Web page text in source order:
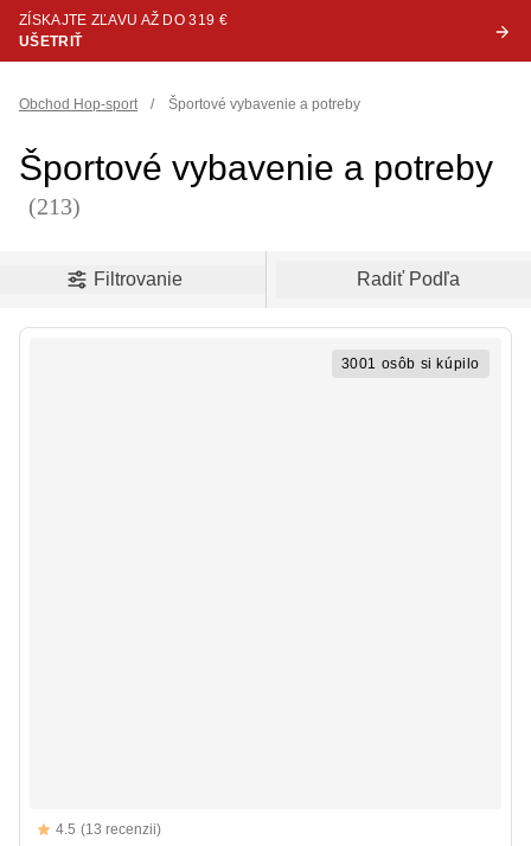
ZÍSKAJTE ZĽAVU AŽ DO 319 €
UŠETRIŤ
Obchod Hop-sport / Športové vybavenie a potreby
Športové vybavenie a potreby
(213)
Filtrovanie Radiť Podľa
3001 osôb si kúpilo
Reviews
4.5 out of 5 stars
4.5 (13 recenzii)